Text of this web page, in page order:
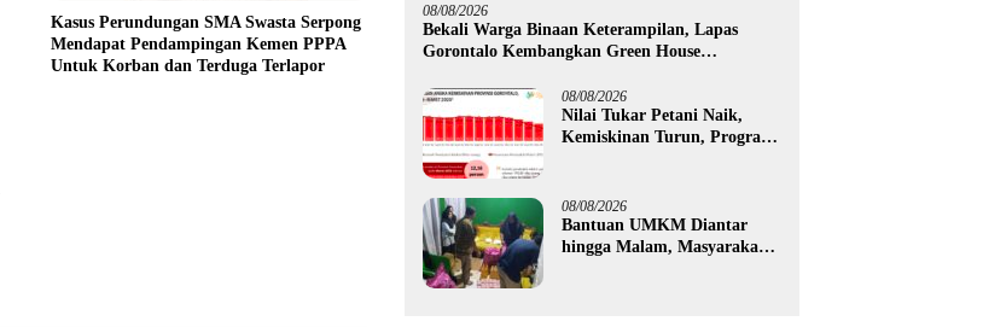
Kasus Perundungan SMA Swasta Serpong
Mendapat Pendampingan Kemen PPPA
Untuk Korban dan Terduga Terlapor
08/08/2026
Bekali Warga Binaan Keterampilan, Lapas
Gorontalo Kembangkan Green House
08/08/2026
Nilai Tukar Petani Naik,
Kemiskinan Turun, Program
08/08/2026
Bantuan UMKM Diantar
hingga Malam, Masyarakat